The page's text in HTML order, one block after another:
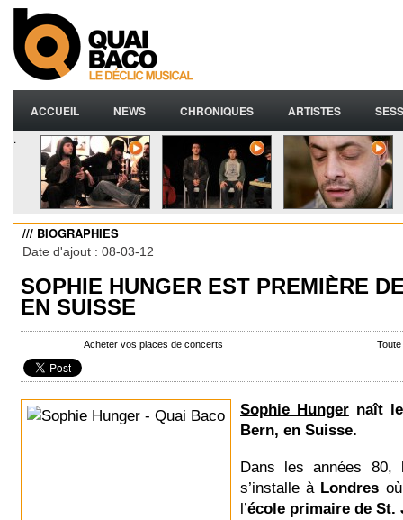
ACCUEIL NEWS CHRONIQUES ARTISTES
.
/// BIOGRAPHIES
Date d'ajout : 08-03-12
SOPHIE HUNGER EST PREMIÈRE
EN SUISSE
Acheter vos places de concerts
Sophie Hungernaît le
Bern, en Suisse.
Dans les années 80,
s’installe à Londres
l’école primaire de St.